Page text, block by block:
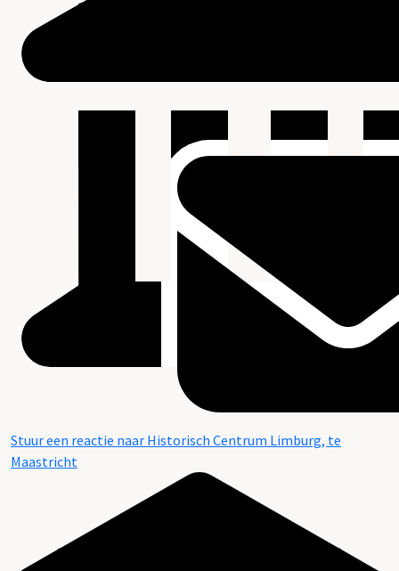
Stuur een reactie naar Historisch Centrum Limburg, te
Maastricht